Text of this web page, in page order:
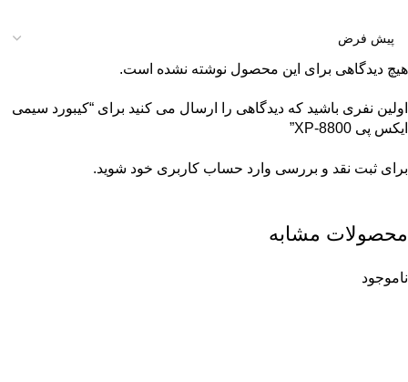
هیچ دیدگاهی برای این محصول نوشته نشده است.
اولین نفری باشید که دیدگاهی را ارسال می کنید برای “کیبورد سیمی
ایکس پی XP-8800”
برای ثبت نقد و بررسی وارد حساب کاربری خود شوید.
محصولات مشابه
ناموجود